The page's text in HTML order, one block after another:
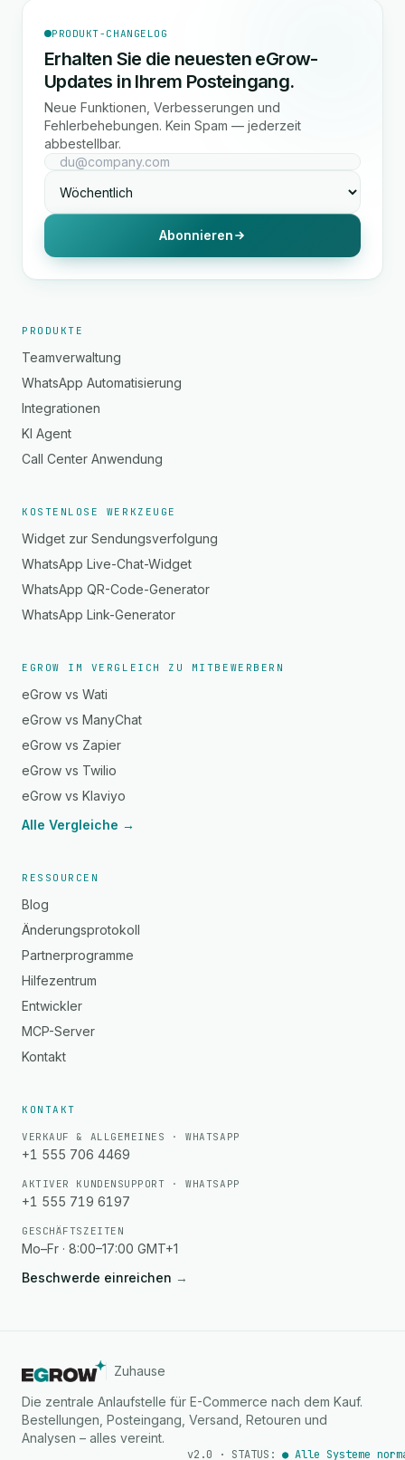
PRODUKT-CHANGELOG
Erhalten Sie die neuesten eGrow-
Updates in Ihrem Posteingang.
Neue Funktionen, Verbesserungen und
Fehlerbehebungen. Kein Spam — jederzeit
abbestellbar.
Abonnieren
PRODUKTE
Teamverwaltung
WhatsApp Automatisierung
Integrationen
KI Agent
Call Center Anwendung
KOSTENLOSE WERKZEUGE
Widget zur Sendungsverfolgung
WhatsApp Live-Chat-Widget
WhatsApp QR-Code-Generator
WhatsApp Link-Generator
EGROW IM VERGLEICH ZU MITBEWERBERN
eGrow vs Wati
eGrow vs ManyChat
eGrow vs Zapier
eGrow vs Twilio
eGrow vs Klaviyo
Alle Vergleiche →
RESSOURCEN
Blog
Änderungsprotokoll
Partnerprogramme
Hilfezentrum
Entwickler
MCP-Server
Kontakt
KONTAKT
VERKAUF & ALLGEMEINES · WHATSAPP
+1 555 706 4469
AKTIVER KUNDENSUPPORT · WHATSAPP
+1 555 719 6197
GESCHÄFTSZEITEN
Mo–Fr · 8:00–17:00 GMT+1
Beschwerde einreichen →
Zuhause
Die zentrale Anlaufstelle für E-Commerce nach dem Kauf.
Bestellungen, Posteingang, Versand, Retouren und
Analysen – alles vereint.
v2.0 · STATUS: ● Alle Systeme